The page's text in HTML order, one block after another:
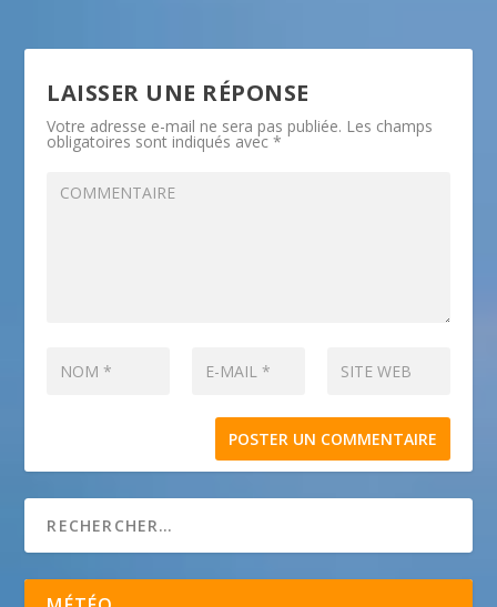
LAISSER UNE RÉPONSE
Votre adresse e-mail ne sera pas publiée. Les champs
obligatoires sont indiqués avec*